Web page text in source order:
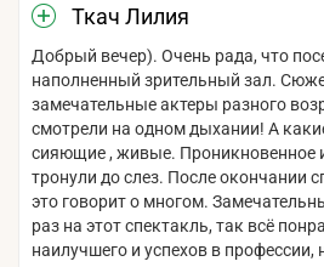
Ткач Лилия
Добрый вечер). Очень рада, что
наполненный зрительный зал.
замечательные актеры разного
смотрели на одном дыхании! А
сияющие , живые. Проникновенное
тронули до слез. После окончании
это говорит о многом.
раз на этот спектакль, так всё
наилучшего и успехов в